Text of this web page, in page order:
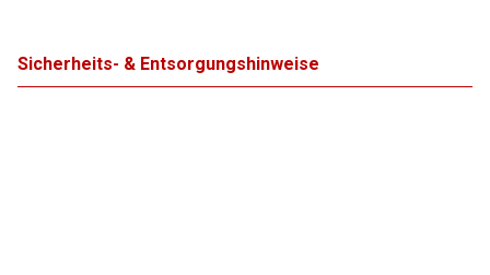
Sicherheits- & Entsorgungshinweise